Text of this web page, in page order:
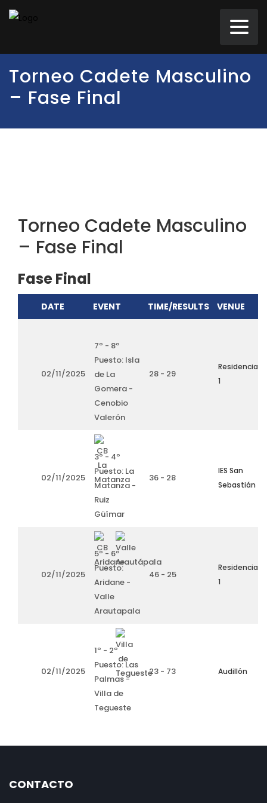
Torneo Cadete Masculino
– Fase Final
Torneo Cadete Masculino
– Fase Final
Fase Final
DATE EVENT TIME/RESULTS VENUE
02/11/2025
7º - 8º
Puesto: Isla
de La
Gomera -
Cenobio
Valerón
28 - 29
Residencia
1
02/11/2025
3º - 4º
Puesto: La
Matanza -
Ruiz
Güímar
36 - 28
IES San
Sebastián
02/11/2025
5º - 6º
Puesto:
Aridane -
Valle
Arautapala
46 - 25
Residencia
1
02/11/2025
1º - 2º
Puesto: Las
Palmas -
Villa de
Tegueste
23 - 73 Audillón
CONTACTO